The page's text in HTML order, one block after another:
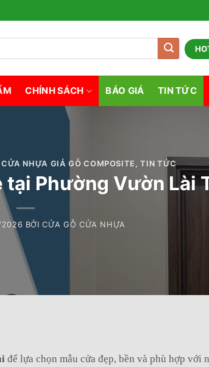
CHÍNH SÁCH BÁO GIÁ TIN TỨC
CỬA NHỰA GIẢ GỖ COMPOSITE ,TIN TỨC
Phường Vườn Lài
BỞICỬA GỖ CỬA NHỰA
để lựa chọn mẫu cửa đẹp, bền và phù hợp với